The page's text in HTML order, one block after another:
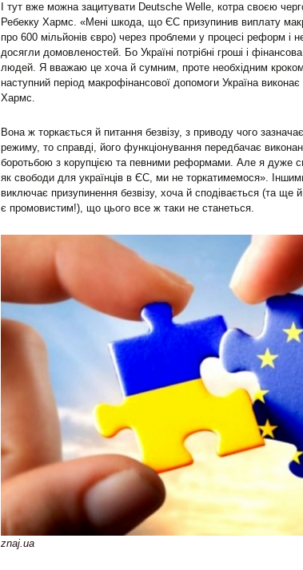
І тут вже можна зацитувати Deutsche Welle, котра своєю
Ребекку Хармс. «Мені шкода, що ЄС призупинив виплату
про 600 мільйонів євро) через проблеми у процесі реформ і
досягли домовленостей. Бо Україні потрібні гроші і
людей. Я вважаю це хоча й сумним, проте необхідним
наступний період макрофінансової допомоги Україна виконає
Хармс.
Вона ж торкається й питання безвізу, з приводу чого
режиму, то справді, його функціонування передбачає
боротьбою з корупцією та певними реформами. Але я дуже
як свободи для українців в ЄС, ми не торкатимемося».
виключає призупинення безвізу, хоча й сподівається (та ще
є промовистим!), що цього все ж таки не станеться.
znaj.ua